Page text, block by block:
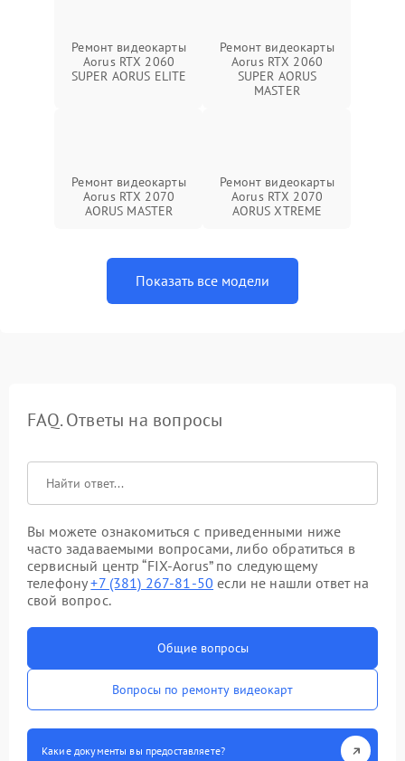
Ремонт видеокарты
Aorus RTX 2060
SUPER AORUS ELITE
Ремонт видеокарты
Aorus RTX 2060
SUPER AORUS
MASTER
Ремонт видеокарты
Aorus RTX 2070
AORUS MASTER
Ремонт видеокарты
Aorus RTX 2070
AORUS XTREME
Показать все модели
FAQ. Ответы на вопросы
Вы можете ознакомиться с приведенными ниже
часто задаваемыми вопросами, либо обратиться в
сервисный центр “FIX-Aorus” по следующему
телефону+7 (381) 267-81-50 если не нашли ответ на
свой вопрос.
Общие вопросы
Вопросы по ремонту видеокарт
Какие документы вы предоставляете?